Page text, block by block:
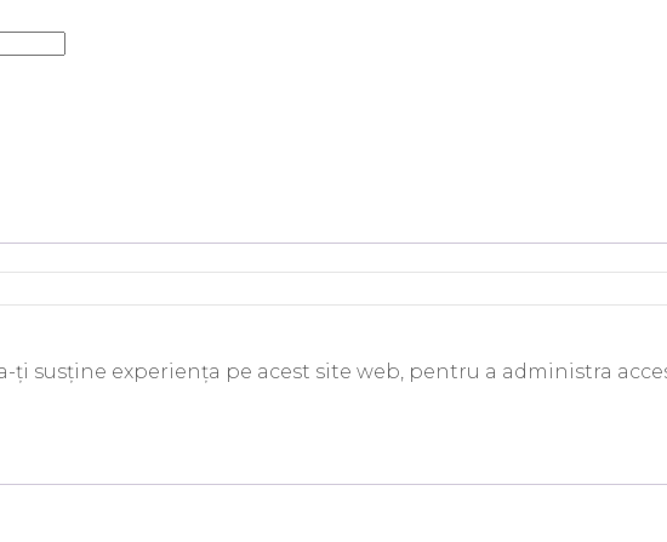
ți susține experiența pe acest site web, pentru a administra